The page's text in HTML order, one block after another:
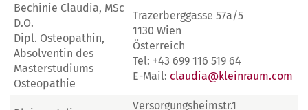
Bechinie Claudia, MSc
D.O.
Dipl. Osteopathin,
Absolventin des
Masterstudiums
Osteopathie
Trazerberggasse 57a/5
1130 Wien
Österreich
Tel: +43 699 116 519 64
E-Mail: claudia@kleinraum.com
Versorgungsheimstr.1